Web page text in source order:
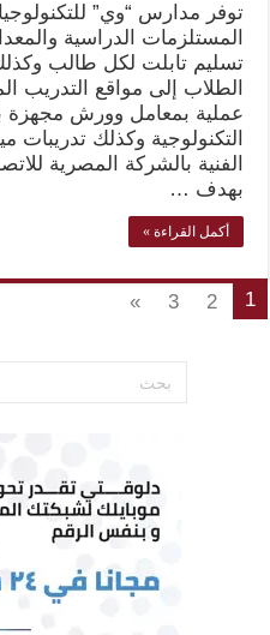
توفر مدارس “وي” للتكنولوجيا
المستلزمات الدراسية
تسليم تابلت لكل طالب
الطلاب إلى مواقع التدريب
عملية بمعامل وورش مجهزة
التكنولوجية وكذلك تدريبات
الفنية بالشركة المصرية
بهدف …
أكمل القراءة »
1
2
3
»